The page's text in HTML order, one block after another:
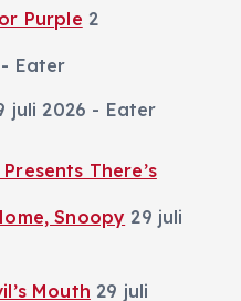
Purple 2
- Eater
juli 2026 - Eater
There’s
Snoopy 29 juli
Mouth 29 juli